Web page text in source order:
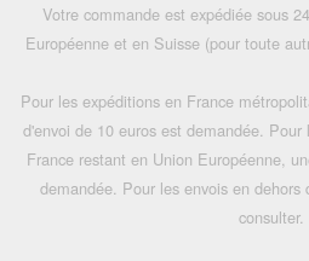
Votre commande est expédiée sous
Européenne et en Suisse (pour toute
Pour les expéditions en France
d'envoi de 10 euros est demandée.
France restant en Union Européenne,
demandée. Pour les envois en dehors
consulter.